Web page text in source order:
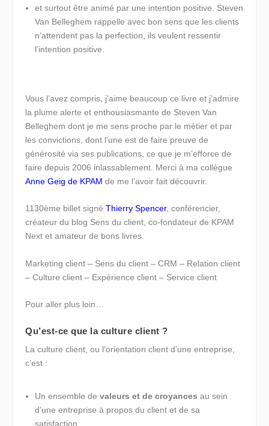
et surtout être animé par une intention positive. Steven
Van Belleghem rappelle avec bon sens que les clients
n’attendent pas la perfection, ils veulent ressentir
l’intention positive.
Vous l’avez compris, j’aime beaucoup ce livre et j’admire
la plume alerte et enthousiasmante de Steven Van
Belleghem dont je me sens proche par le métier et par
les convictions, dont l’une est de faire preuve de
générosité via ses publications, ce que je m’efforce de
faire depuis 2006 inlassablement. Merci à ma collègue
Anne Geig de KPAM de me l’avoir fait découvrir.
1130ème billet signéThierry Spencer, conférencier,
créateur du blog Sens du client, co-fondateur de KPAM
Next et amateur de bons livres.
Marketing client – Sens du client – CRM – Relation client
– Culture client – Expérience client – Service client
Pour aller plus loin…
Qu’est-ce que la culture client ?
La culture client, ou l’orientation client d’une entreprise,
c’est :
Un ensemble devaleurs et de croyances au sein
d’une entreprise à propos du client et de sa
satisfaction.